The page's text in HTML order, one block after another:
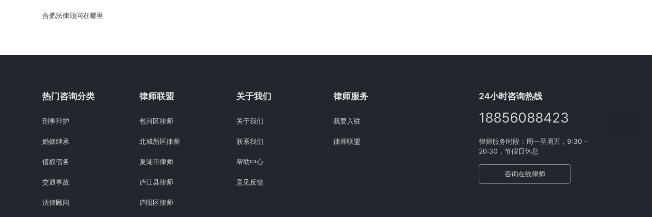
合肥法律顾问在哪里
热门咨询分类
刑事辩护
婚姻继承
债权债务
交通事故
法律顾问
律师联盟
包河区律师
北城新区律师
巢湖市律师
庐江县律师
庐阳区律师
关于我们
关于我们
联系我们
帮助中心
意见反馈
律师服务
我要入驻
律师联盟
24小时咨询热线
18856088423
律师服务时段：周一至周五，9:30 -
20:30，节假日休息
咨询在线律师